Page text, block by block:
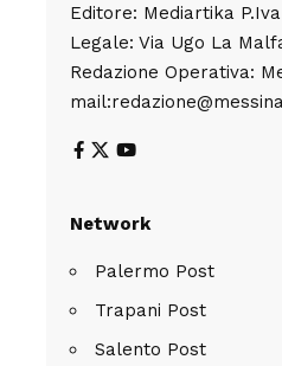
Editore: Mediartika
Legale: Via Ugo La
Redazione Operativa:
Network
Palermo Post
Trapani Post
Salento Post